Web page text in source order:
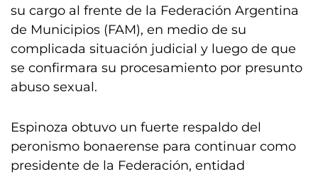
su cargo al frente de la Federación Argentina
de Municipios (FAM), en medio de su
complicada situación judicial y luego de que
se confirmara su procesamiento por presunto
abuso sexual.
Espinoza obtuvo un fuerte respaldo del
peronismo bonaerense para continuar como
presidente de la Federación, entidad